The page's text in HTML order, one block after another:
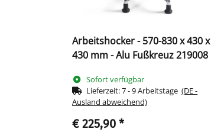
Arbeitshocker - 570-830 x 430 x
430 mm - Alu Fußkreuz 219008
Sofort verfügbar
Lieferzeit:7 - 9 Arbeitstage(DE -
Ausland abweichend)
€ 225,90 *